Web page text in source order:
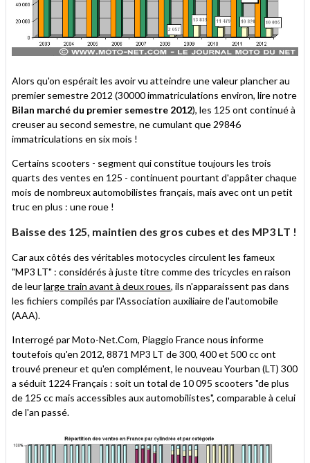
Alors qu'on espérait les avoir vu atteindre une valeur plancher au
premier semestre 2012 (30000 immatriculations environ, lire notre
Bilan marché du premier semestre 2012), les 125 ont continué à
creuser au second semestre, ne cumulant que 29846
immatriculations en six mois !
Certains scooters - segment qui constitue toujours les trois
quarts des ventes en 125 - continuent pourtant d'appâter chaque
mois de nombreux automobilistes français, mais avec ont un petit
truc en plus : une roue !
Baisse des 125, maintien des gros cubes et des MP3 LT !
Car aux côtés des véritables motocycles circulent les fameux
"MP3 LT" : considérés à juste titre comme des tricycles en raison
de leurlarge train avant à deux roues, ils n'apparaissent pas dans
les fichiers compilés par l'Association auxiliaire de l'automobile
(AAA).
Interrogé par Moto-Net.Com, Piaggio France nous informe
toutefois qu'en 2012, 8871 MP3 LT de 300, 400 et 500 cc ont
trouvé preneur et qu'en complément, le nouveau Yourban (LT) 300
a séduit 1224 Français : soit un total de 10 095 scooters "de plus
de 125 cc mais accessibles aux automobilistes", comparable à celui
de l'an passé.